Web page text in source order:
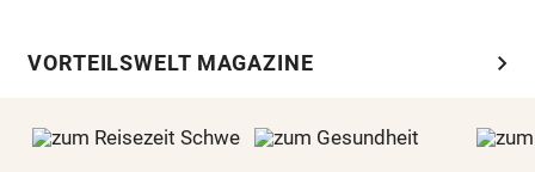
VORTEILSWELT MAGAZINE chevron_right